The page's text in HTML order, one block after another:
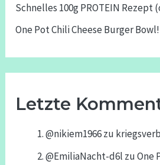
Schnelles 100g PROTEIN Rezept
One Pot Chili Cheese Burger
Letzte
@nikiem1966zu
@EmiliaNacht-d6l zuOne